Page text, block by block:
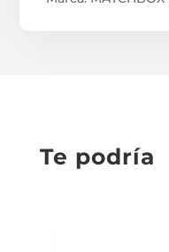
Te podría